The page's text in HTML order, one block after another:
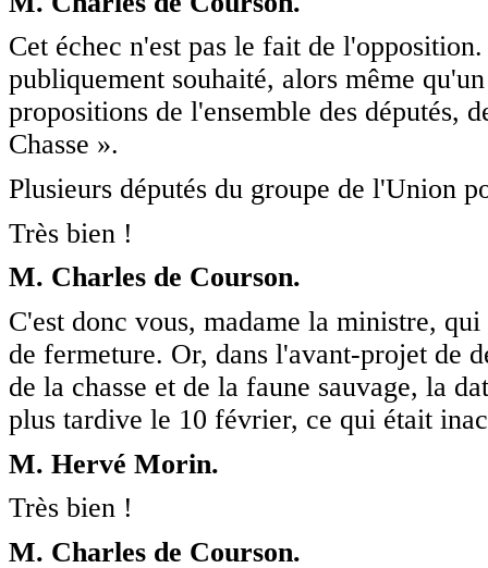
Cet échec n'est pas le fait de
publiquement souhaité, alors même
propositions de l'ensemble des députés,
Chasse ».
Plusieurs députés du groupe de l'Union
Très bien !
M. Charles de Courson.
C'est donc vous, madame la ministre,
de fermeture. Or, dans l'avant-projet de
de la chasse et de la faune sauvage, la
plus tardive le 10 février, ce qui était
M. Hervé Morin.
Très bien !
M. Charles de Courson.